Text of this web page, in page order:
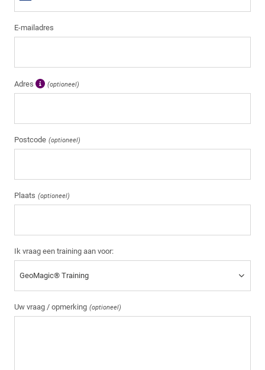
E-mailadres
Adres (optioneel)
Postcode (optioneel)
Plaats (optioneel)
Ik vraag een training aan voor:
Uw vraag / opmerking (optioneel)